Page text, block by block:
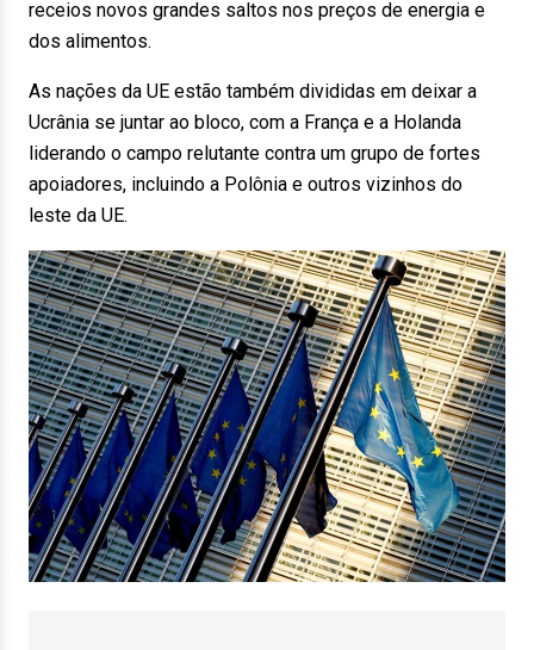
receios novos grandes saltos nos preços de energia e
dos alimentos.
As nações da UE estão também divididas em deixar a
Ucrânia se juntar ao bloco, com a França e a Holanda
liderando o campo relutante contra um grupo de fortes
apoiadores, incluindo a Polônia e outros vizinhos do
leste da UE.